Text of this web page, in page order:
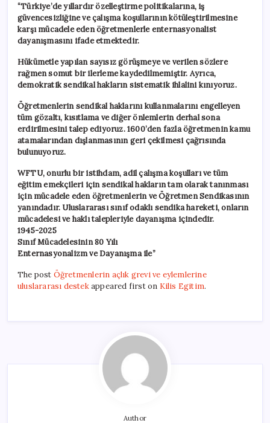
“Türkiye’de yıllardır özelleştirme politikalarına, iş
güvencesizliğine ve çalışma koşullarının kötüleştirilmesine
karşı mücadele eden öğretmenlerle enternasyonalist
dayanışmasını ifade etmektedir.
​Hükümetle yapılan sayısız görüşmeye ve verilen sözlere
rağmen somut bir ilerleme kaydedilmemiştir. Ayrıca,
demokratik sendikal hakların sistematik ihlalini kınıyoruz.
​Öğretmenlerin sendikal haklarını kullanmalarını engelleyen
tüm gözaltı, kısıtlama ve diğer önlemlerin derhal sona
erdirilmesini talep ediyoruz. 1600’den fazla öğretmenin kamu
atamalarından dışlanmasının geri çekilmesi çağrısında
bulunuyoruz.
​WFTU, onurlu bir istihdam, adil çalışma koşulları ve tüm
eğitim emekçileri için sendikal hakların tam olarak tanınması
için mücadele eden öğretmenlerin ve Öğretmen Sendikasının
yanındadır. Uluslararası sınıf odaklı sendika hareketi, onların
mücadelesi ve haklı talepleriyle dayanışma içindedir.
​1945-2025
Sınıf Mücadelesinin 80 Yılı
Enternasyonalizm ve Dayanışma ile”
The post Öğretmenlerin açlık grevi ve eylemlerine
uluslararası destekappeared first on Kilis Egitim.
Author